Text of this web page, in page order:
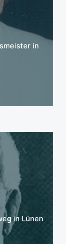
in
in Lünen